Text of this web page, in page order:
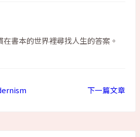
書本的世界裡尋找人生的答案。
下一篇文章